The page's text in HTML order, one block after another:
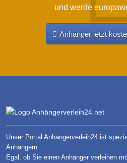
und werde
Anhänger jetzt
Unser Portal Anhängerverleih24 ist
Anhängern.
Egal, ob Sie einen Anhänger verleihen